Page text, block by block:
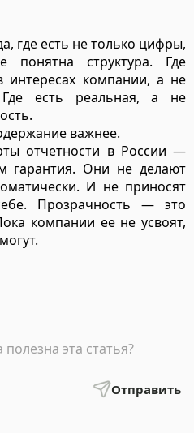
где есть не только цифры,
понятна структура. Где
интересах компании, а не
Где есть реальная, а не
важнее.
отчетности в России —
гарантия. Они не делают
И не приносят
Прозрачность — это
компании ее не усвоят,
эта статья?
Отправить